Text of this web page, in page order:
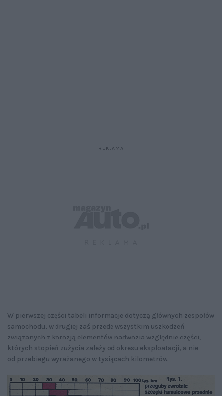
W pierwszej części tabeli informacje dotyczą głównych zespołów
samochodu, w drugiej zaś przede wszystkim uszkodzeń
związanych z korozją elementów nadwozia względnie części,
których stopień zużycia zależy od okresu eksploatacji, a nie
od przebiegu wyrażanego w tysiącach kilometrów.